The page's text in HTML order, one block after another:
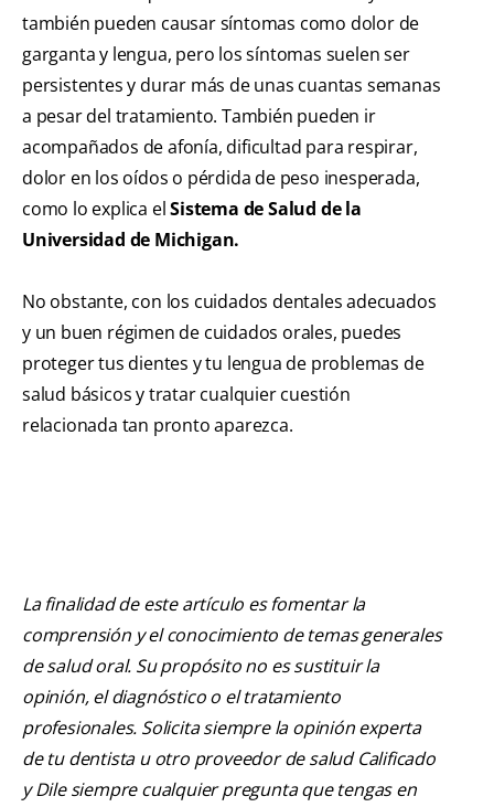
también pueden causar síntomas como dolor de
garganta y lengua, pero los síntomas suelen ser
persistentes y durar más de unas cuantas semanas
a pesar del tratamiento. También pueden ir
acompañados de afonía, dificultad para respirar,
dolor en los oídos o pérdida de peso inesperada,
como lo explica elSistema de Salud de la
Universidad de Michigan.
No obstante, con los cuidados dentales adecuados
y un buen régimen de cuidados orales, puedes
proteger tus dientes y tu lengua de problemas de
salud básicos y tratar cualquier cuestión
relacionada tan pronto aparezca.
La finalidad de este artículo es fomentar la
comprensión y el conocimiento de temas generales
de salud oral. Su propósito no es sustituir la
opinión, el diagnóstico o el tratamiento
profesionales. Solicita siempre la opinión experta
de tu dentista u otro proveedor de salud Calificado
y Dile siempre cualquier pregunta que tengas en